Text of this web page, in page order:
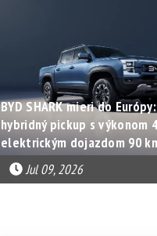
BYD SHARK mieri do
hybridný pickup s výkonom
elektrickým dojazdom 90
Jul 09, 2026